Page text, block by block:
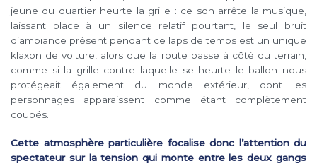
jeune du quartier heurte la grille : ce son arrête la musique,
laissant place à un silence relatif pourtant, le seul bruit
d’ambiance présent pendant ce laps de temps est un unique
klaxon de voiture, alors que la route passe à côté du terrain,
comme si la grille contre laquelle se heurte le ballon nous
protégeait également du monde extérieur, dont les
personnages apparaissent comme étant complètement
coupés.
Cette atmosphère particulière focalise donc l’attention du
spectateur sur la tension qui monte entre les deux gangs